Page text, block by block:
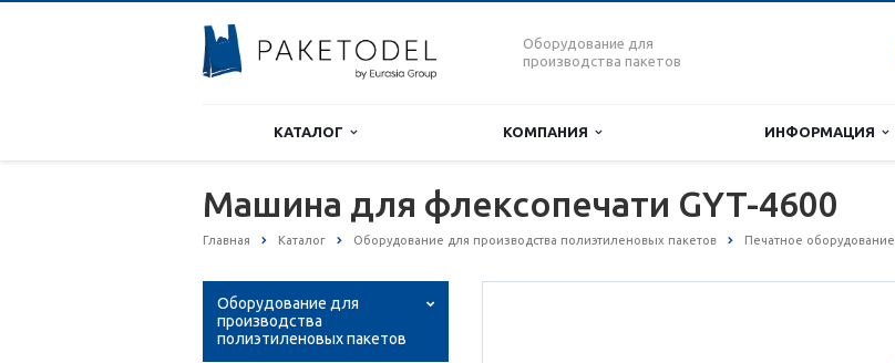
Оборудование для
производства пакетов
КАТАЛОГ КОМПАНИЯ ИНФОРМАЦИЯ
Машина для флексопечати GYT-4600
Главная Каталог Оборудование для производства полиэтиленовых пакетов Печатное оборудование
Оборудование для
производства
полиэтиленовых пакетов